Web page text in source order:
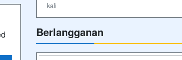
kali
Berlangganan